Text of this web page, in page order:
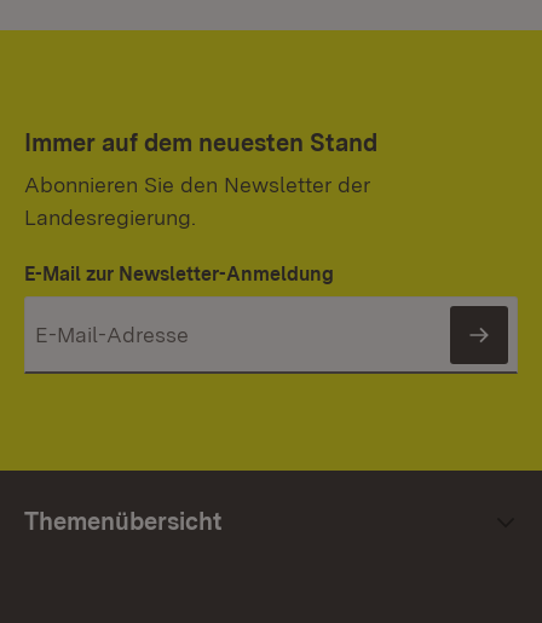
Immer auf dem neuesten Stand
Abonnieren Sie den Newsletter der
Landesregierung.
E-Mail zur Newsletter-Anmeldung
Themenübersicht